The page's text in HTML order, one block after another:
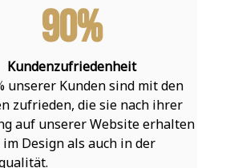
90%
Kundenzufriedenheit
unserer Kunden sind mit den
zufrieden, die sie nach ihrer
auf unserer Website erhalten
Design als auch in der